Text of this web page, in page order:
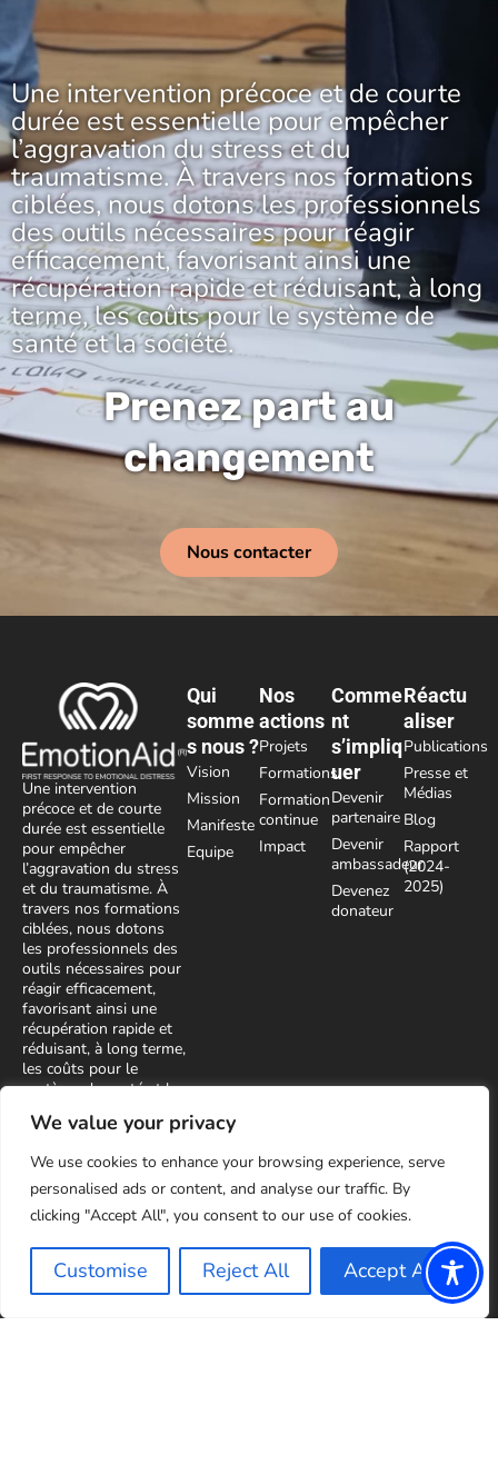
We value your privacy
We use cookies to enhance your browsing experience, serve
personalised ads or content, and analyse our traffic. By
clicking "Accept All", you consent to our use of cookies.
Customise Reject All Accept All
Une intervention précoce et de courte
durée est essentielle pour empêcher
l’aggravation du stress et du
traumatisme. À travers nos formations
ciblées, nous dotons les professionnels
des outils nécessaires pour réagir
efficacement, favorisant ainsi une
récupération rapide et réduisant, à long
terme, les coûts pour le système de
santé et la société.
Prenez part au
changement
Nous contacter
Une intervention
précoce et de courte
durée est essentielle
pour empêcher
l’aggravation du stress
et du traumatisme. À
travers nos formations
ciblées, nous dotons
les professionnels des
outils nécessaires pour
réagir efficacement,
favorisant ainsi une
récupération rapide et
réduisant, à long terme,
les coûts pour le
système de santé et la
contacter
Qui
somme
s nous ?
Vision
Mission
Manifeste
Equipe
Nos
actions
Projets
Formations
Formation
continue
Impact
Comme
nt
s’impliq
uer
Devenir
partenaire
Devenir
ambassadeur
Devenez
donateur
Réactu
aliser
Publications
Presse et
Médias
Blog
Rapport
(2024-
2025)
info@emotionaid.com
newsletter